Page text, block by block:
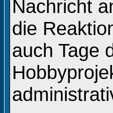
Nachricht
die
auch Tage